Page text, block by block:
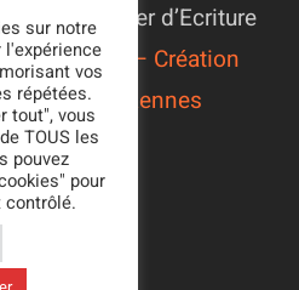
L’Atelier d’Ecriture
Ionoff – Création
à Rennes
sur notre
vos
répétées.
tout", vous
TOUS les
pouvez
pour